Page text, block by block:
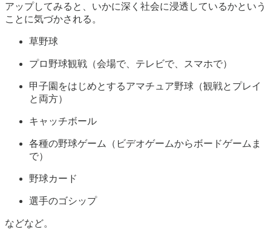
アップしてみると、いかに深く社会に浸透しているかという
ことに気づかされる。
草野球
プロ野球観戦（会場で、テレビで、スマホで）
甲子園をはじめとするアマチュア野球（観戦とプレイ
と両方）
キャッチボール
各種の野球ゲーム（ビデオゲームからボードゲームま
で）
野球カード
選手のゴシップ
などなど。